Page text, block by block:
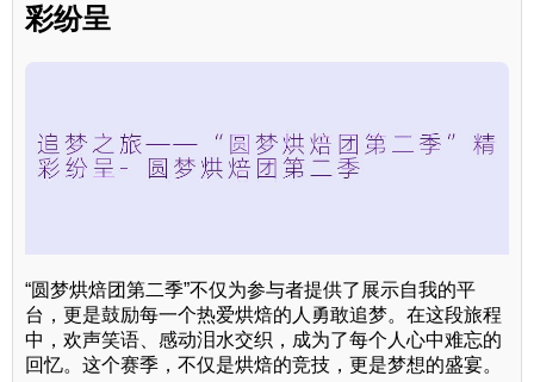
彩纷呈
“圆梦烘焙团第二季”不仅为参与者提供了展示自我的平
台，更是鼓励每一个热爱烘焙的人勇敢追梦。在这段旅程
中，欢声笑语、感动泪水交织，成为了每个人心中难忘的
回忆。这个赛季，不仅是烘焙的竞技，更是梦想的盛宴。